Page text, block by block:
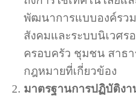
พัฒนาการแบบองค์รว
สังคมและระบบนิเวศร
ครอบครัว ชุมชน สาธ
กฎหมายที่เกี่ยวข้อง
มาตรฐานการปฏิบัติงา